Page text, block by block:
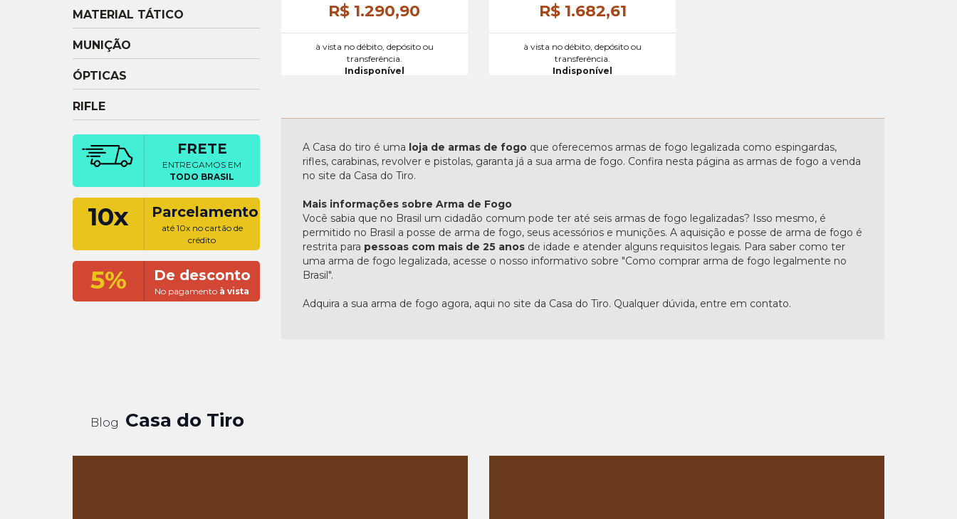
MATERIAL TÁTICO
MUNIÇÃO
ÓPTICAS
RIFLE
FRETE
ENTREGAMOS EM
TODO BRASIL
10x Parcelamento
até 10x no cartão de
crédito
5% De desconto
No pagamento à vista
R$ 1.290,90
à vista no débito, depósito ou
transferência.
Indisponível
R$ 1.682,61
à vista no débito, depósito ou
transferência.
Indisponível
A Casa do tiro é uma loja de armas de fogoque oferecemos armas de fogo legalizada como espingardas,
rifles, carabinas, revolver e pistolas, garanta já a sua arma de fogo. Confira nesta página as armas de fogo a venda
no site da Casa do Tiro.
Mais informações sobre Arma de Fogo
Você sabia que no Brasil um cidadão comum pode ter até seis armas de fogo legalizadas? Isso mesmo, é
permitido no Brasil a posse de arma de fogo, seus acessórios e munições. A aquisição e posse de arma de fogo é
restrita para pessoas com mais de 25 anosde idade e atender alguns requisitos legais. Para saber como ter
uma arma de fogo legalizada, acesse o nosso informativo sobre "Como comprar arma de fogo legalmente no
Brasil".
Adquira a sua arma de fogo agora, aqui no site da Casa do Tiro. Qualquer dúvida, entre em contato.
Blog Casa do Tiro